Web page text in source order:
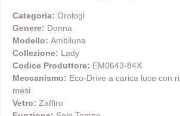
Categoria: Orologi
Genere: Donna
Modello: Ambiluna
Collezione: Lady
Codice Produttore: EM0643-84X
Meccanismo: Eco-Drive a carica luce con
mesi
Vetro: Zaffiro